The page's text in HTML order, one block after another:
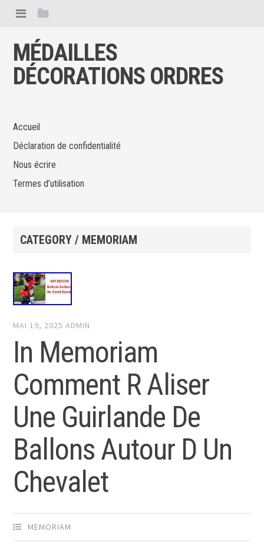
MÉDAILLES
DÉCORATIONS ORDRES
Accueil
Déclaration de confidentialité
Nous écrire
Termes d’utilisation
CATEGORY / MEMORIAM
MAI 19, 2025 ADMIN
In Memoriam
Comment R Aliser
Une Guirlande De
Ballons Autour D Un
Chevalet
MEMORIAM